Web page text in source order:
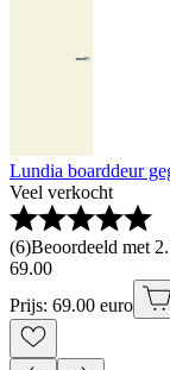
Lundia boarddeur
Veel verkocht
(6)Beoordeeld met
69.00
Prijs: 69.00 euro